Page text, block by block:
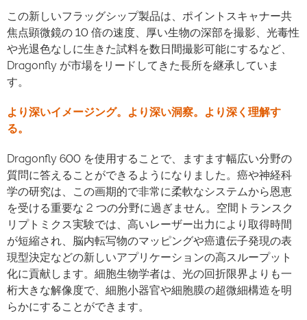
この新しいフラッグシップ製品は、ポイントスキャナー共
焦点顕微鏡の 10 倍の速度、厚い生物の深部を撮影、光毒性
や光退色なしに生きた試料を数日間撮影可能にするなど、
Dragonfly が市場をリードしてきた長所を継承していま
す。
より深いイメージング。より深い洞察。より深く理解す
る。
Dragonfly 600 を使用することで、ますます幅広い分野の
質問に答えることができるようになりました。癌や神経科
学の研究は、この画期的で非常に柔軟なシステムから恩恵
を受ける重要な 2 つの分野に過ぎません。空間トランスク
リプトミクス実験では、高いレーザー出力により取得時間
が短縮され、脳内転写物のマッピングや癌遺伝子発現の表
現型決定などの新しいアプリケーションの高スループット
化に貢献します。細胞生物学者は、光の回折限界よりも一
桁大きな解像度で、細胞小器官や細胞膜の超微細構造を明
らかにすることができます。